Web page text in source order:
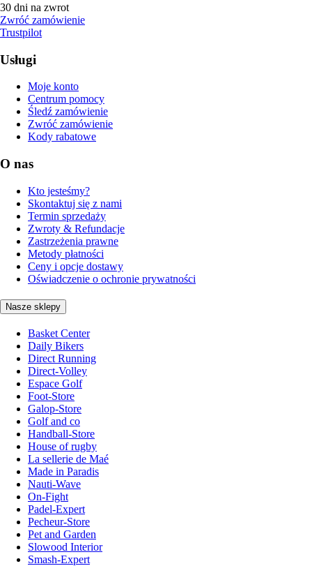
30 dni na zwrot
Zwróć zamówienie
Trustpilot
Usługi
Moje konto
Centrum pomocy
Śledź zamówienie
Zwróć zamówienie
Kody rabatowe
O nas
Kto jesteśmy?
Skontaktuj się z nami
Termin sprzedaży
Zwroty & Refundacje
Zastrzeżenia prawne
Metody płatności
Ceny i opcje dostawy
Oświadczenie o ochronie prywatności
Nasze sklepy
Basket Center
Daily Bikers
Direct Running
Direct-Volley
Espace Golf
Foot-Store
Galop-Store
Golf and co
Handball-Store
House of rugby
La sellerie de Maé
Made in Paradis
Nauti-Wave
On-Fight
Padel-Expert
Pecheur-Store
Pet and Garden
Slowood Interior
Smash-Expert